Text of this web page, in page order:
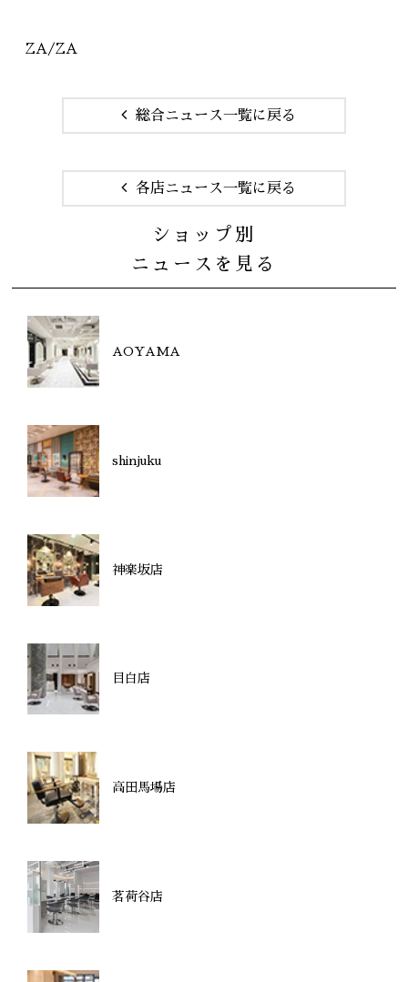
ZA/ZA
総合ニュース一覧に戻る
各店ニュース一覧に戻る
ショップ別
ニュースを見る
AOYAMA
shinjuku
神楽坂店
目白店
高田馬場店
茗荷谷店